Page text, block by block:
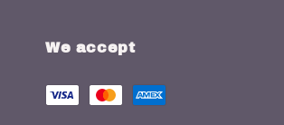
We accept